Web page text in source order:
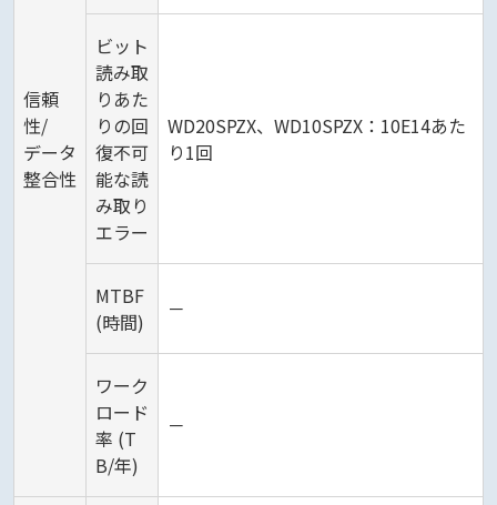
信頼
性/
データ
整合性
ビット
読み取
りあた
りの回
復不可
能な読
み取り
エラー
WD20SPZX、WD10SPZX：10E14あた
り1回
MTBF
(時間)
－
ワーク
ロード
率 (T
B/年)
－